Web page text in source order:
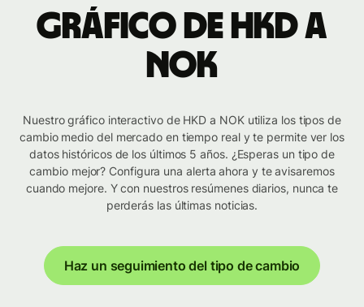
Gráfico de HKD a
NOK
Nuestro gráfico interactivo de HKD a NOK utiliza los tipos de
cambio medio del mercado en tiempo real y te permite ver los
datos históricos de los últimos 5 años. ¿Esperas un tipo de
cambio mejor? Configura una alerta ahora y te avisaremos
cuando mejore. Y con nuestros resúmenes diarios, nunca te
perderás las últimas noticias.
Haz un seguimiento del tipo de cambio